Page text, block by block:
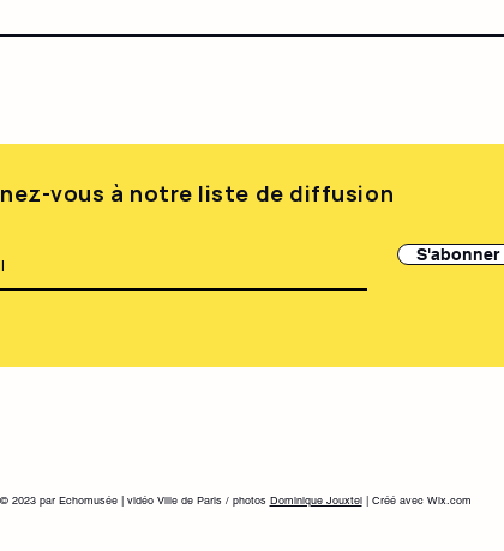
vous à notre liste de diffusion
S'abonner
© 2023 par Echomusée | vidéo Ville de Paris / photos Dominique Jouxtel| Créé avec Wix.com